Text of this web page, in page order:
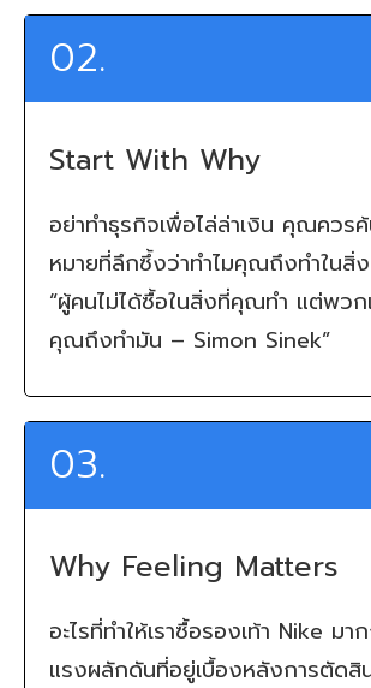
02.
Start With Why
อย่าทำธุรกิจเพื่อไล่ล่าเงิน คุณควร
หมายที่ลึกซึ้งว่าทำไมคุณถึงทำในสิ่
“ผู้คนไม่ได้ซื้อในสิ่งที่คุณทำ แต่พวก
คุณถึงทำมัน – Simon Sinek”
03.
Why Feeling Matters
อะไรที่ทำให้เราซื้อรองเท้า Nike มา
แรงผลักดันที่อยู่เบื้องหลังการตัดสิ